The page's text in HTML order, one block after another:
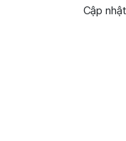
Cập nhật